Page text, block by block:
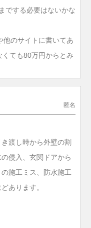
でする必要はないかな
他のサイトに書いてあ
ても80万円からとみ
匿名
渡し時から外壁の割
侵入、玄関ドアから
施工ミス、防水施工
あります。